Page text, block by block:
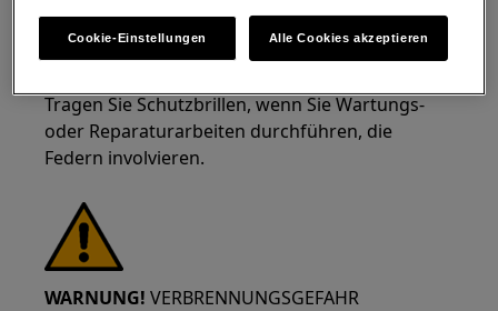
Tragen Sie Schutzbrillen, wenn Sie Wartungs-
oder Reparaturarbeiten durchführen, die
Federn involvieren.
WARNUNG! VERBRENNUNGSGEFAHR
Cookie-Einstellungen Alle Cookies akzeptieren